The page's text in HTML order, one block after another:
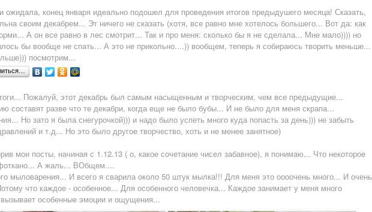
ожидала, конец января идеально подошел для проведения итогов предыдушего месяца! Сказать,
своим декабрем... Эт ничего не сказать (хотя, все равно мне хотелось большего... Вот да: как
А он все равно в лес смотрит... Так и про меня: сколько бы я не сделала... Мне мало)))) но
бы вообще не спать... А это не прикольно....)) вообщем, теперь я собираюсь творить меньше...
посмотрим...
Пожалуй, этот декабрь был самым насыщенным и творческим, чем все предыдущие...
составят разве что те декабри, когда еще не было бубы... И не было для меня скрапа...
Но зато я была снегурочкой))) и надо было успеть много куда попасть за день))) не забыть
и т.д... Но это было другое творчество, хоть и не менее занятное)
мои посты, начиная с 1.12.13 ( о, какое сочетание чисел забавное), я понимаю... Что некоторое
А жаль... ВОбщем....
мыловарения... И всего я сварила около 50 штук мылка!!! Для меня это оооочень много... И очень
что каждое - особенное... Для особенного человечка... Каждое занимает у меня много
особенные эмоции и ощущения...